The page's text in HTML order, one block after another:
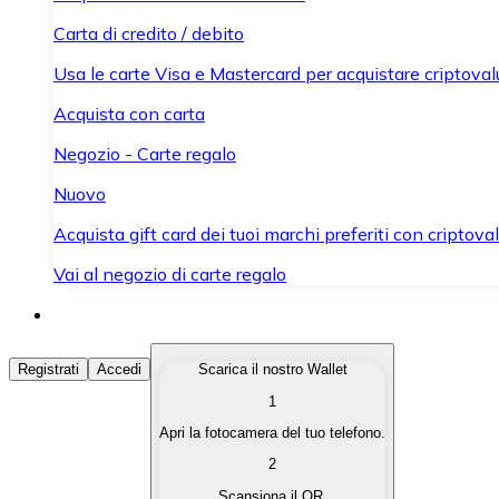
Carta di credito / debito
Usa le carte Visa e Mastercard per acquistare
Acquista con carta
Negozio - Carte regalo
Nuovo
Acquista gift card dei tuoi marchi preferiti con
Vai al negozio di carte regalo
Acquista Criptovalute
Acquista le criptovalute che ti interessano in modo
Converti le tue criptovalute in valuta fiat quando ne hai
Registrati Accedi
Scarica il nostro Wallet
1
Apri la fotocamera del tuo telefono.
2